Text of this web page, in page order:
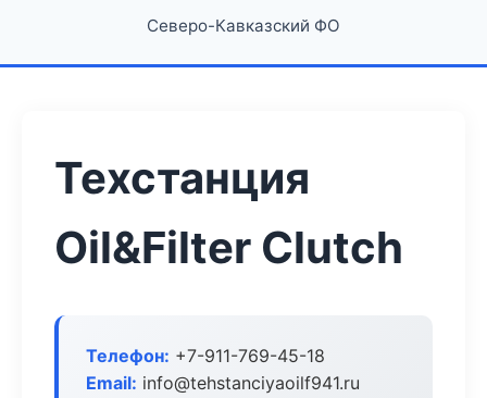
Северо-Кавказский ФО
Техстанция
Oil&Filter Clutch
Телефон: +7-911-769-45-18
Email: info@tehstanciyaoilf941.ru